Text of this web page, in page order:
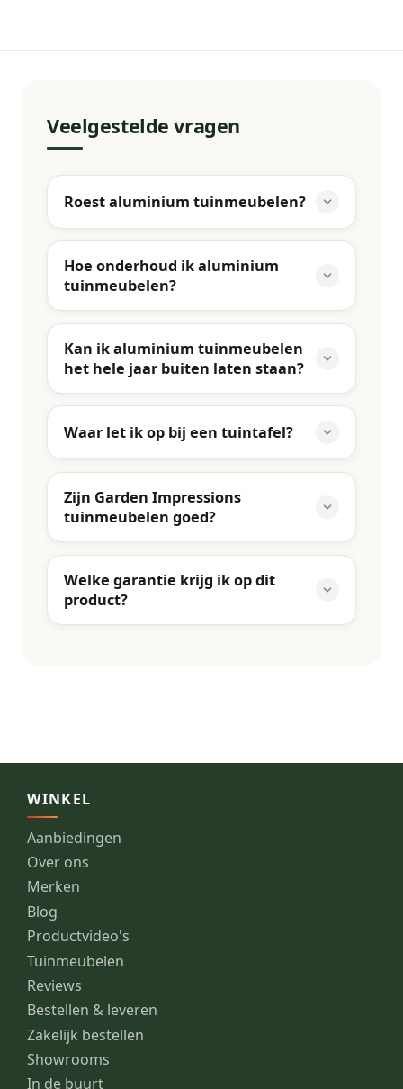
Veelgestelde vragen
Roest aluminium tuinmeubelen?
Hoe onderhoud ik aluminium
tuinmeubelen?
Kan ik aluminium tuinmeubelen
het hele jaar buiten laten staan?
Waar let ik op bij een tuintafel?
Zijn Garden Impressions
tuinmeubelen goed?
Welke garantie krijg ik op dit
product?
WINKEL
Aanbiedingen
Over ons
Merken
Blog
Productvideo's
Tuinmeubelen
Reviews
Bestellen & leveren
Zakelijk bestellen
Showrooms
In de buurt